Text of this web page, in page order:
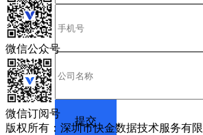
微信公众号
微信订阅号
版权所有：深圳市快金数据技术服务有